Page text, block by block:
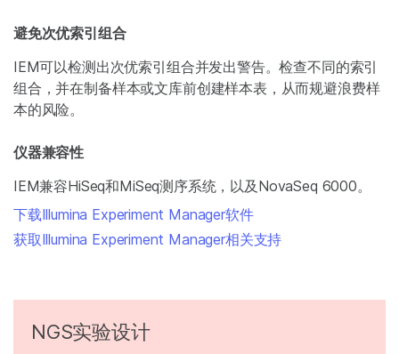
避免次优索引组合
IEM可以检测出次优索引组合并发出警告。检查不同的索引
组合，并在制备样本或文库前创建样本表，从而规避浪费样
本的风险。
仪器兼容性
IEM兼容HiSeq和MiSeq测序系统，以及NovaSeq 6000。
下载Illumina Experiment Manager软件
获取Illumina Experiment Manager相关支持
NGS实验设计